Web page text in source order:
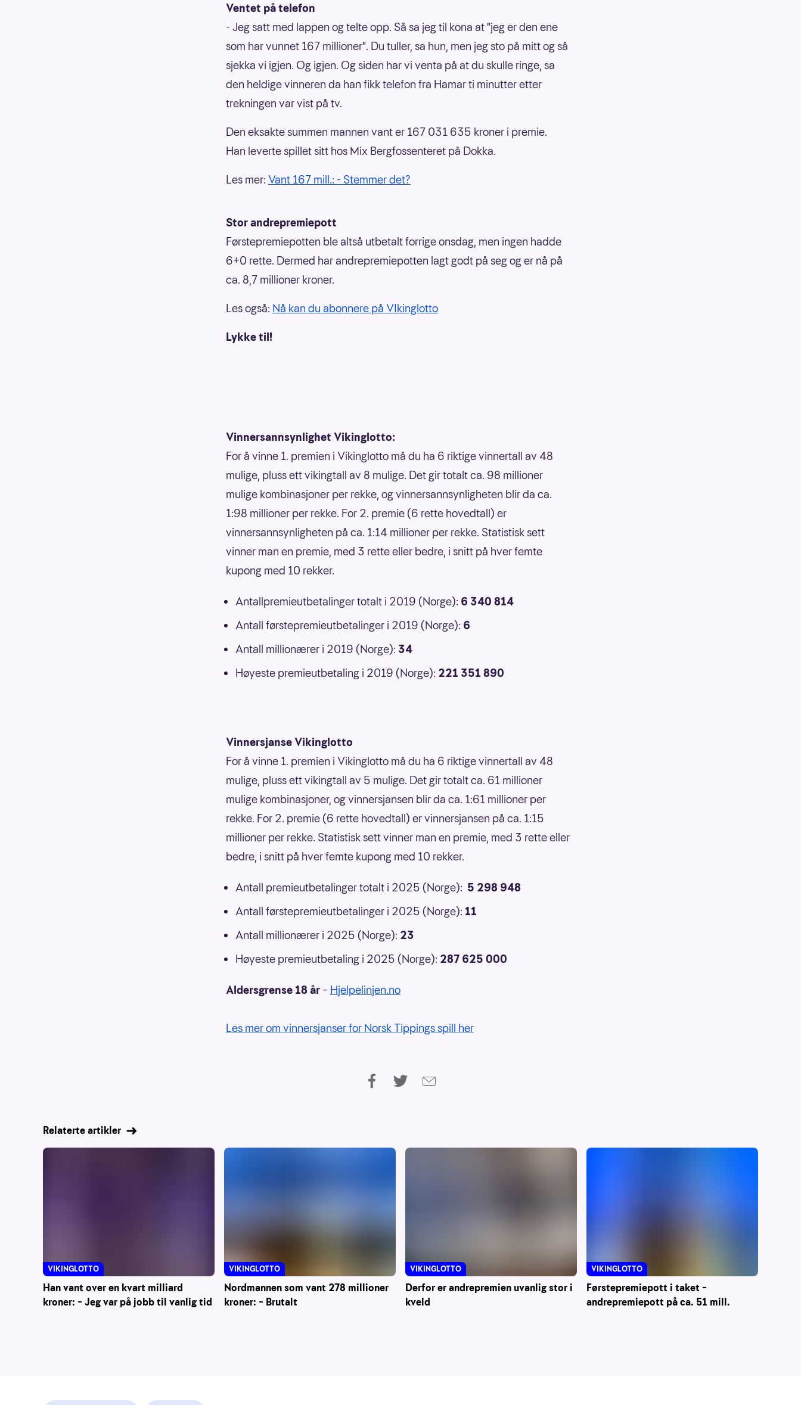
Ventet på telefon
- Jeg satt med lappen og telte opp. Så sa jeg til kona at "jeg er den ene
som har vunnet 167 millioner". Du tuller, sa hun, men jeg sto på mitt og så
sjekka vi igjen. Og igjen. Og siden har vi venta på at du skulle ringe, sa
den heldige vinneren da han fikk telefon fra Hamar ti minutter etter
trekningen var vist på tv.
Den eksakte summen mannen vant er 167 031 635 kroner i premie.
Han leverte spillet sitt hos Mix Bergfossenteret på Dokka.
Les mer: Vant 167 mill.: - Stemmer det?
Stor andrepremiepott
Førstepremiepotten ble altså utbetalt forrige onsdag, men ingen hadde
6+0 rette. Dermed har andrepremiepotten lagt godt på seg og er nå på
ca. 8,7 millioner kroner.
Les også: Nå kan du abonnere på VIkinglotto
Lykke til!
Vinnersannsynlighet Vikinglotto:
For å vinne 1. premien i Vikinglotto må du ha 6 riktige vinnertall av 48
mulige, pluss ett vikingtall av 8 mulige. Det gir totalt ca. 98 millioner
mulige kombinasjoner per rekke, og vinnersannsynligheten blir da ca.
1:98 millioner per rekke. For 2. premie (6 rette hovedtall) er
vinnersannsynligheten på ca. 1:14 millioner per rekke. Statistisk sett
vinner man en premie, med 3 rette eller bedre, i snitt på hver femte
kupong med 10 rekker.
Antallpremieutbetalinger totalt i 2019 (Norge): 6 340 814
Antall førstepremieutbetalinger i 2019 (Norge): 6
Antall millionærer i 2019 (Norge): 34
Høyeste premieutbetaling i 2019 (Norge): 221 351 890
Vinnersjanse Vikinglotto
For å vinne 1. premien i Vikinglotto må du ha 6 riktige vinnertall av 48
mulige, pluss ett vikingtall av 5 mulige. Det gir totalt ca. 61 millioner
mulige kombinasjoner, og vinnersjansen blir da ca. 1:61 millioner per
rekke. For 2. premie (6 rette hovedtall) er vinnersjansen på ca. 1:15
millioner per rekke. Statistisk sett vinner man en premie, med 3 rette eller
bedre, i snitt på hver femte kupong med 10 rekker.
Antall premieutbetalinger totalt i 2025 (Norge): 5 298 948
Antall førstepremieutbetalinger i 2025 (Norge): 11
Antall millionærer i 2025 (Norge): 23
Høyeste premieutbetaling i 2025 (Norge): 287 625 000
Aldersgrense 18 år – Hjelpelinjen.no
Les mer om vinnersjanser for Norsk Tippings spill her
Relaterte artikler
Han vant over en kvart milliard
kroner: – Jeg var på jobb til vanlig tid
VIKINGLOTTO
Nordmannen som vant 278 millioner
kroner: – Brutalt
VIKINGLOTTO
Derfor er andrepremien uvanlig stor i
kveld
VIKINGLOTTO
Førstepremiepott i taket –
andrepremiepott på ca. 51 mill.
VIKINGLOTTO